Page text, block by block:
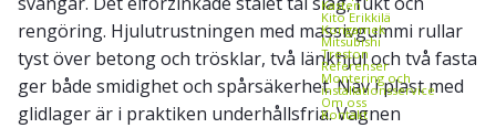
Kasten
Kito Erikkilä
Kongamek
Mitsubishi
Treston
Referenser
Montering och
installationsservice
Om oss
Kontakt
rengöring. Hjulutrustningen med massivgummi rullar
tyst över betong och trösklar, två länkhjul och två fasta
ger både smidighet och spårsäkerhet. Nav i plast med
glidlager är i praktiken underhållsfria. Vagnen